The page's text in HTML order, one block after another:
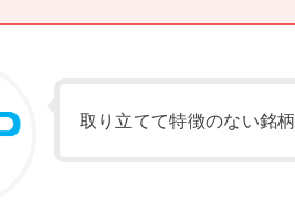
取り立てて特徴のない銘柄